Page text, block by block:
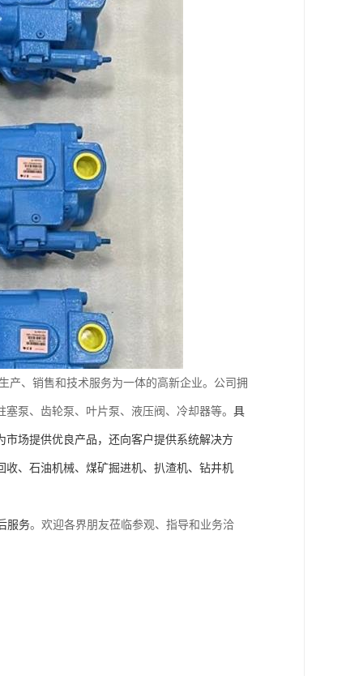
产、销售和技术服务为一体的高新企业。公司拥
泵、齿轮泵、叶片泵、液压阀、冷却器等。 具
场提供优良产品，还向客户提供系统解决方
、石油机械、煤矿掘进机、扒渣机、钻井机
服务。欢迎各界朋友莅临参观、指导和业务洽